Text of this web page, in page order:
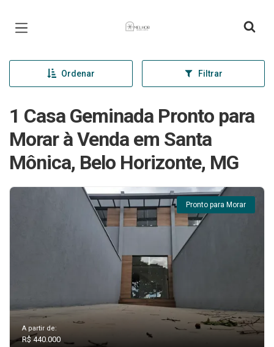
Página inicial
Ordenar Filtrar
1 Casa Geminada Pronto para
Morar à Venda em Santa
Mônica, Belo Horizonte, MG
Pronto para Morar
A partir de:
R$ 440.000